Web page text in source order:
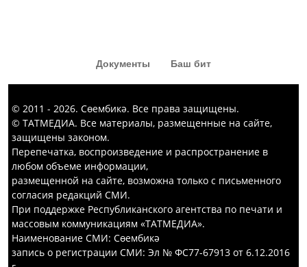
Документы Баш бит
© 2011 - 2026. Сөембикә. Все права защищены.
© ТАТМЕДИА. Все материалы, размещенные на сайте,
защищены законом.
Перепечатка, воспроизведение и распространение в
любом объеме информации,
размещенной на сайте, возможна только с письменного
согласия редакций СМИ.
При поддержке Республиканского агентства по печати и
массовым коммуникациям «ТАТМЕДИА».
Наименование СМИ: Сөембикә
запись о регистрации СМИ: Эл № ФС77-67913 от 6.12.2016